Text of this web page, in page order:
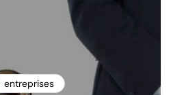
entreprises